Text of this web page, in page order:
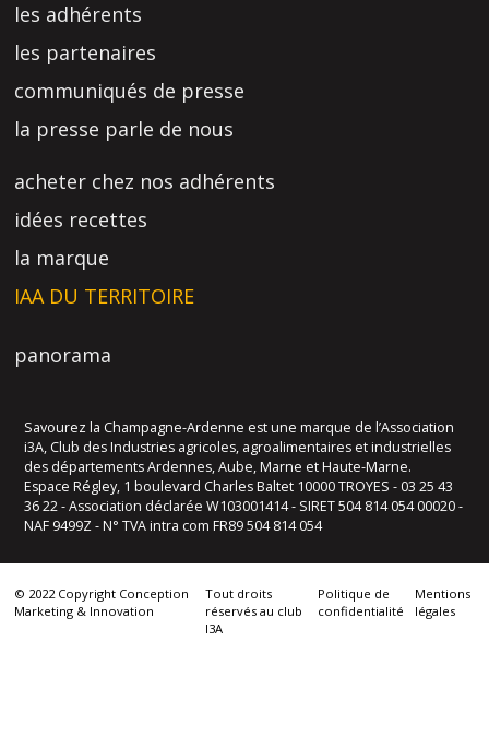
les adhérents
les partenaires
communiqués de presse
la presse parle de nous
acheter chez nos adhérents
idées recettes
la marque
IAA DU TERRITOIRE
panorama
Savourez la Champagne-Ardenne est une marque de l’Association
i3A, Club des Industries agricoles, agroalimentaires et industrielles
des départements Ardennes, Aube, Marne et Haute-Marne.
Espace Régley, 1 boulevard Charles Baltet 10000 TROYES - 03 25 43
36 22 - Association déclarée W103001414 - SIRET 504 814 054 00020 -
NAF 9499Z - N° TVA intra com FR89 504 814 054
© 2022 Copyright Conception
Marketing & Innovation
Tout droits
réservés au club
I3A
Politique de
confidentialité
Mentions
légales